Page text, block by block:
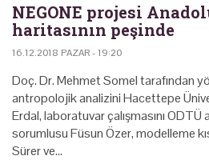
NEGONE projesi
haritasının peşinde
16.12.2018 PAZAR - 19:20
Doç. Dr. Mehmet Somel tarafından
antropolojik analizini Hacettepe
Erdal, laboratuvar çalışmasını
sorumlusu Füsun Özer, modelleme
Sürer ve…